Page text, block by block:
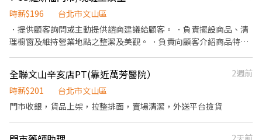
書 🐾 獸醫助理/特寵專任人員 ➡️幫寵物洗澡人員 （徵正式） 新資：
底薪+獎金32000～38000 早班：12:00-21:00排班制 ➡️有KCT C級
證照者（徵正式） 新資：底薪+獎金35000～38000 早班：12:00-
21:00排班制 ➡️儲備 幹部 底薪45000起（徵長期） 接受公司培訓、
輪班、門市銷售、配合輪調店內各單位學習各部門操作流程技巧、
學習如何解決顧客問題、協助店長處理交辦事項、處理文書工作、
檢查各部門人員工作完成情況、達成業績目標及報告 《限》有寵物
相關工作經驗者
時薪$196
台北市文山區
．提供顧客詢問或主動提供諮商建議給顧客。 ．負責擺設商品、清
理櫥窗及維持營業地點之整潔及美觀。 ．負責向顧客介紹商品特
束營業前，統計銷售情形、盤點貨品存量及撰寫當日業務報表。
全聯文山辛亥店PT(靠近萬芳醫院）
2週前
時薪$201
台北市文山區
門市收銀，貨品上架，拉整排面，賣場清潔，外送平台撿貨
2天前